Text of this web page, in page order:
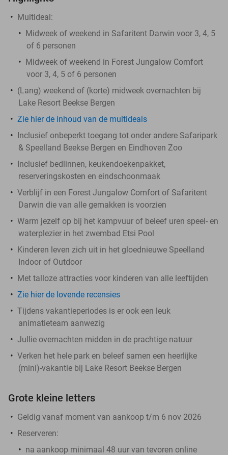
Multideal:
Midweek of weekend in Safaritent Darwin voor 3, 4, 5
of 6 personen
Midweek of weekend in Forest Jungalow Comfort
voor 3, 4, 5 of 6 personen
(Lang) weekend of (korte) midweek overnachten bij
Lake Resort Beekse Bergen
Zie hier de inhoud van de multideals
Inclusief onbeperkt toegang tot onder andere Safaripark
& Speelland Beekse Bergen en Eindhoven Zoo
Inclusief bedlinnen, keukendoekenpakket,
reserveringskosten en eindschoonmaak
Verblijf in een Forest Jungalow Comfort of Safaritent
Darwin die van alle gemakken is voorzien
Warm jezelf op bij het kampvuur of beleef uren speel- en
waterplezier in het zwembad Etsi Pool
Kinderen leven zich uit in het gloednieuwe Speelland
Indoor of Outdoor
Met talloze attracties voor kinderen van alle leeftijden
Zie hier de lovende recensies
Tijdens vakantieperiodes is er ook een leuk
animatieteam aanwezig
Jullie overnachten midden in de prachtige natuur
Verken het hele park en beleef samen een heerlijke
(mini)-vakantie bij Lake Resort Beekse Bergen
Grote kleine letters
Geldig vanaf moment van aankoop t/m 6 nov 2026
Reserveren:
na aankoop minimaal 48 uur van tevoren online